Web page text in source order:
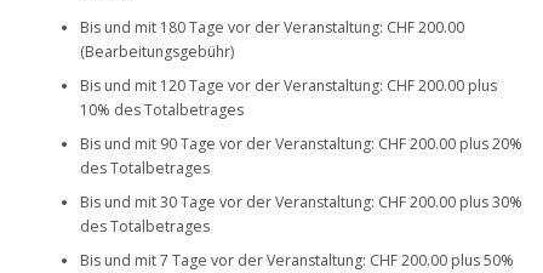
Bis und mit 180 Tage vor der Veranstaltung: CHF 200.00
(Bearbeitungsgebühr)
Bis und mit 120 Tage vor der Veranstaltung: CHF 200.00 plus
10% des Totalbetrages
Bis und mit 90 Tage vor der Veranstaltung: CHF 200.00 plus 20%
des Totalbetrages
Bis und mit 30 Tage vor der Veranstaltung: CHF 200.00 plus 30%
des Totalbetrages
Bis und mit 7 Tage vor der Veranstaltung: CHF 200.00 plus 50%